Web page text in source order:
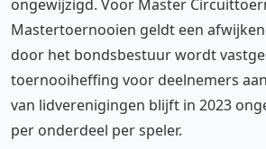
ongewijzigd. Voor Master
Mastertoernooien geldt een
door het bondsbestuur wordt
toernooiheffing voor deelnemers
van lidverenigingen blijft in 2023
per onderdeel per speler.